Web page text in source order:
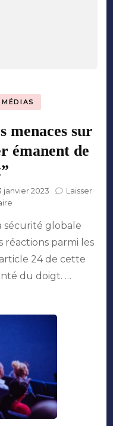
menaces sur
émanent de
janvier 2023
Laisser
sur
Eveno
:
menaces
sur
sécurité globale
réactions parmi les
24 de cette
du doigt. …